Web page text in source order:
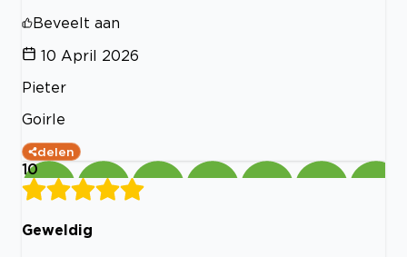
Beveelt aan
10 April 2026
Pieter
Goirle
delen
10
Geweldig